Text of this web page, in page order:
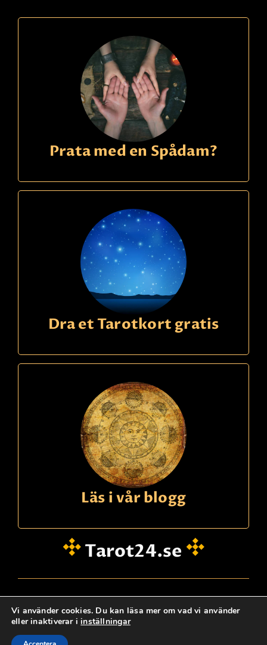
Prata med en Spådam?
Dra et Tarotkort gratis
Läs i vår blogg
Tarot24.se
hei@dinklarsynte.no
Personskydd
Vi använder cookies. Du kan läsa mer om vad vi använder
eller inaktiverar iinställningar